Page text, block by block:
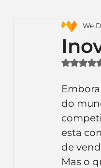
Dicas de
Identidade Visual
Ferramentas
Inteligência
We
do
esta
de
Mas o